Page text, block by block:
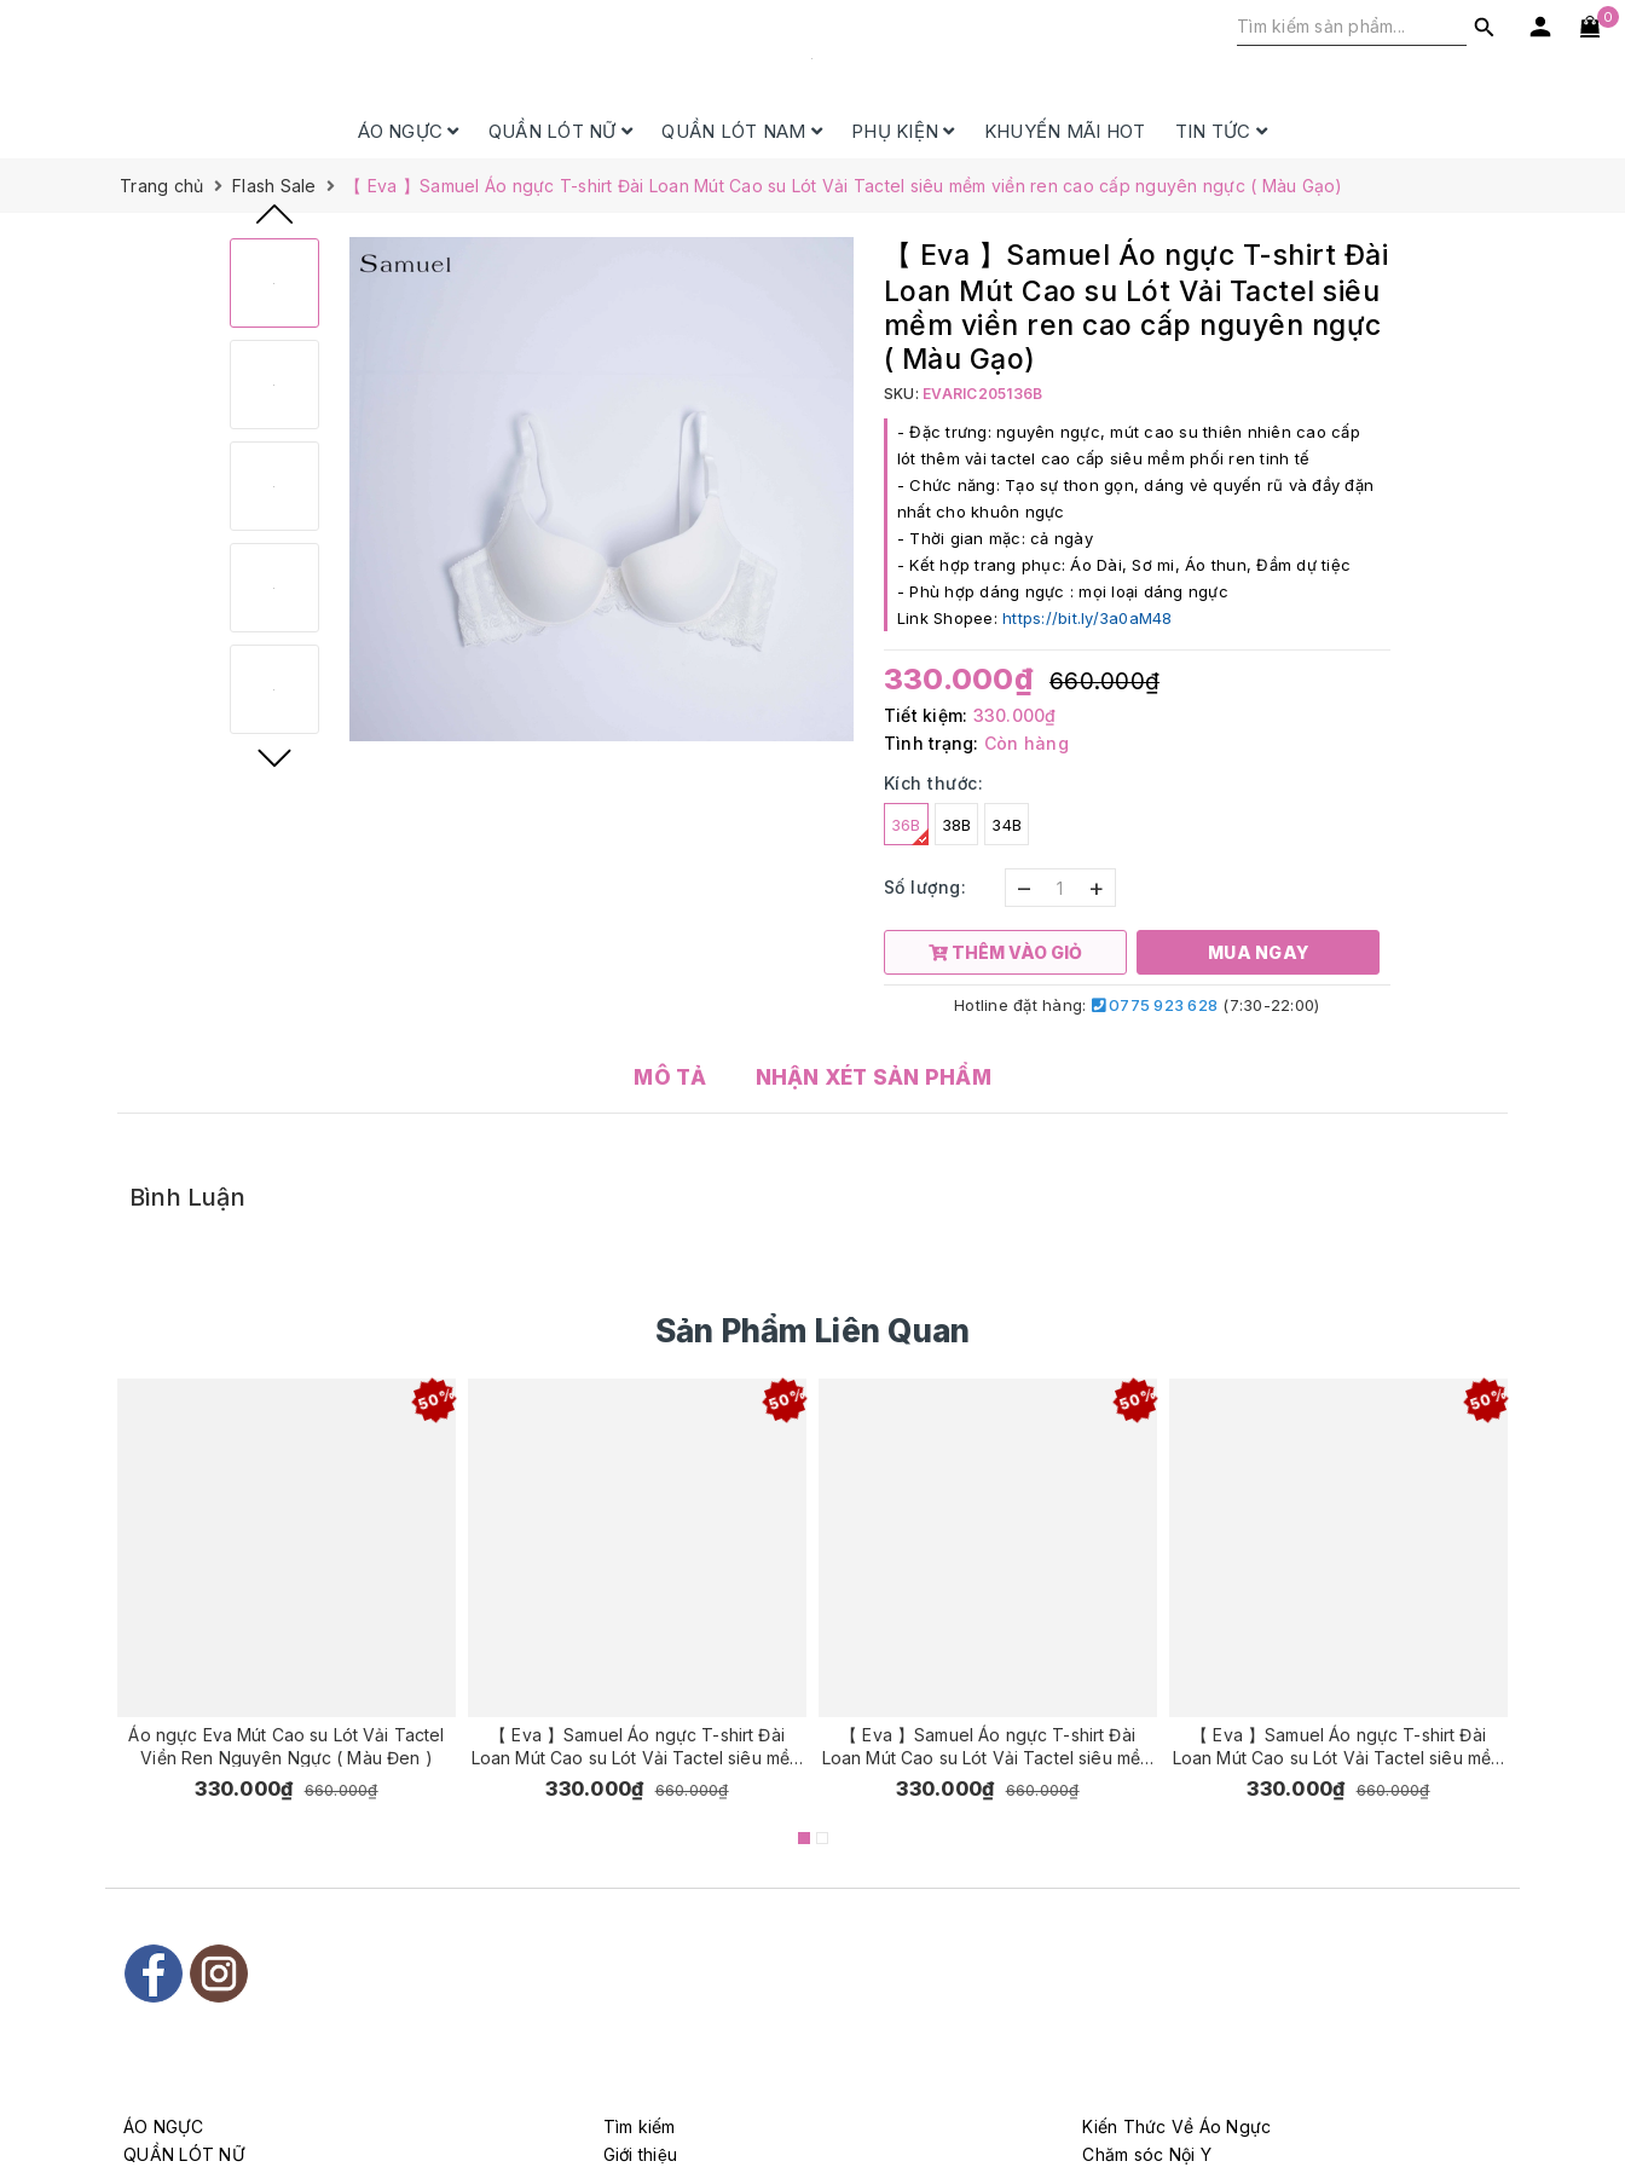
0
ÁO NGỰC QUẦN LÓT NỮ QUẦN LÓT NAM PHỤ KIỆN KHUYẾN MÃI HOT TIN TỨC
Trang chủ Flash Sale 【 Eva 】Samuel Áo ngực T-shirt Đài Loan Mút Cao su Lót Vải Tactel siêu mềm viền ren cao cấp nguyên ngực ( Màu Gạo)
【 Eva 】Samuel Áo ngực T-shirt Đài
Loan Mút Cao su Lót Vải Tactel siêu
mềm viền ren cao cấp nguyên ngực
( Màu Gạo)
SKU: EVARIC205136B
- Đặc trưng: nguyên ngực, mút cao su thiên nhiên cao cấp
lót thêm vải tactel cao cấp siêu mềm phối ren tinh tế
- Chức năng: Tạo sự thon gọn, dáng vẻ quyến rũ và đầy đặn
nhất cho khuôn ngực
- Thời gian mặc: cả ngày
- Kết hợp trang phục: Áo Dài, Sơ mi, Áo thun, Đầm dự tiệc
- Phù hợp dáng ngực : mọi loại dáng ngực
Link Shopee: https://bit.ly/3a0aM48
330.000₫ 660.000₫
Tiết kiệm: 330.000₫
Tình trạng: Còn hàng
Kích thước:
36B 38B 34B
Số lượng: – +
THÊM VÀO GIỎ MUA NGAY
Hotline đặt hàng: 0775 923 628 (7:30-22:00)
MÔ TẢ NHẬN XÉT SẢN PHẨM
Bình Luận
Sản Phẩm Liên Quan
50%
Áo ngực Eva Mút Cao su Lót Vải Tactel
Viền Ren Nguyên Ngực ( Màu Đen )
330.000₫ 660.000₫
50%
【 Eva 】Samuel Áo ngực T-shirt Đài
Loan Mút Cao su Lót Vải Tactel siêu mềm
viền ren cao cấp nguyên ngực ( Màu Đỏ
)
330.000₫ 660.000₫
50%
【 Eva 】Samuel Áo ngực T-shirt Đài
Loan Mút Cao su Lót Vải Tactel siêu mềm
viền ren cao cấp nguyên ngực ( Màu
Xanh Đậm )
330.000₫ 660.000₫
50%
【 Eva 】Samuel Áo ngực T-shirt Đài
Loan Mút Cao su Lót Vải Tactel siêu mềm
viền ren cao cấp nguyên ngực ( Màu
Nho)
330.000₫ 660.000₫
ÁO NGỰC
QUẦN LÓT NỮ
Tìm kiếm
Giới thiệu
Kiến Thức Về Áo Ngực
Chăm sóc Nội Y